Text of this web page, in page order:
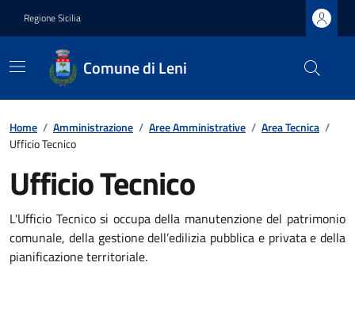
Regione Sicilia
Comune di Leni
Home / Amministrazione / Aree Amministrative / Area Tecnica /
Ufficio Tecnico
Ufficio Tecnico
L'Ufficio Tecnico si occupa della manutenzione del patrimonio
comunale, della gestione dell’edilizia pubblica e privata e della
pianificazione territoriale.